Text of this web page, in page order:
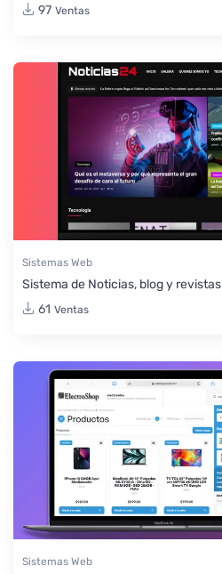
97 Ventas
Sistemas Web
Sistema de Noticias, blog y revistas
61 Ventas
Sistemas Web